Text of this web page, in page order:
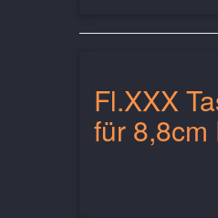
Fl.XXX
für 8,8cm